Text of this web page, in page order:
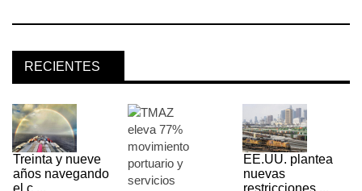
RECIENTES
Treinta y nueve
años navegando
el c ...
EE.UU. plantea
nuevas
restricciones ...